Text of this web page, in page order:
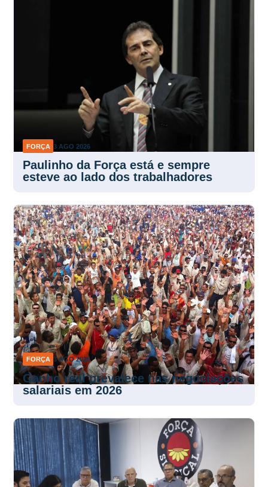
FORÇA 3 AGO 2026
Paulinho da Força está e sempre
esteve ao lado dos trabalhadores
FORÇA 3 AGO 2026
Ganho real prevalece nas negociações
salariais em 2026